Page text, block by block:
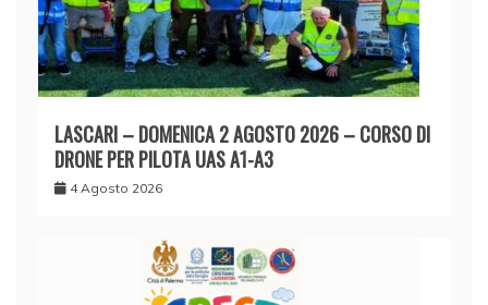
LASCARI – DOMENICA 2 AGOSTO 2026 – CORSO DI
DRONE PER PILOTA UAS A1-A3
4 Agosto 2026